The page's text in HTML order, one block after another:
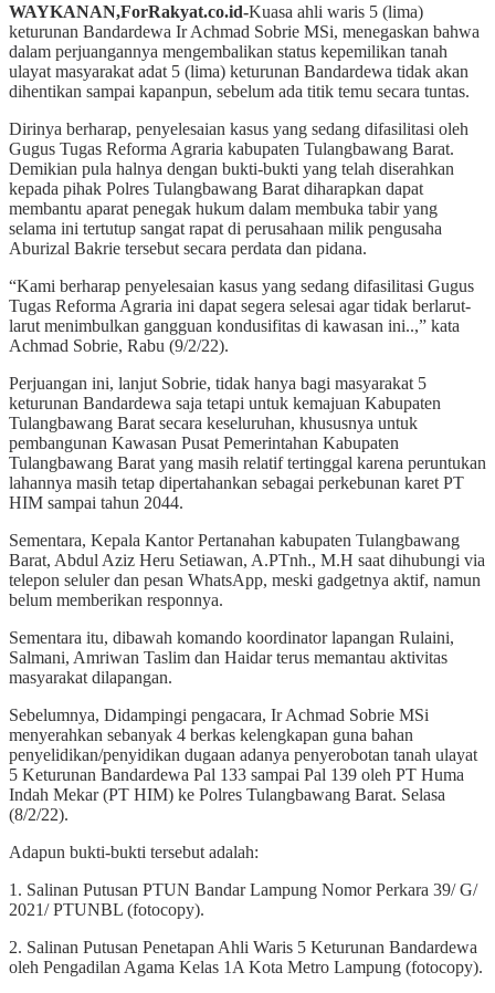
WAYKANAN,ForRakyat.co.id-Kuasa ahli waris 5 (lima)
keturunan Bandardewa Ir Achmad Sobrie MSi, menegaskan bahwa
dalam perjuangannya mengembalikan status kepemilikan tanah
ulayat masyarakat adat 5 (lima) keturunan Bandardewa tidak akan
dihentikan sampai kapanpun, sebelum ada titik temu secara tuntas.
Dirinya berharap, penyelesaian kasus yang sedang difasilitasi oleh
Gugus Tugas Reforma Agraria kabupaten Tulangbawang Barat.
Demikian pula halnya dengan bukti-bukti yang telah diserahkan
kepada pihak Polres Tulangbawang Barat diharapkan dapat
membantu aparat penegak hukum dalam membuka tabir yang
selama ini tertutup sangat rapat di perusahaan milik pengusaha
Aburizal Bakrie tersebut secara perdata dan pidana.
“Kami berharap penyelesaian kasus yang sedang difasilitasi Gugus
Tugas Reforma Agraria ini dapat segera selesai agar tidak berlarut-
larut menimbulkan gangguan kondusifitas di kawasan ini..,” kata
Achmad Sobrie, Rabu (9/2/22).
Perjuangan ini, lanjut Sobrie, tidak hanya bagi masyarakat 5
keturunan Bandardewa saja tetapi untuk kemajuan Kabupaten
Tulangbawang Barat secara keseluruhan, khususnya untuk
pembangunan Kawasan Pusat Pemerintahan Kabupaten
Tulangbawang Barat yang masih relatif tertinggal karena peruntukan
lahannya masih tetap dipertahankan sebagai perkebunan karet PT
HIM sampai tahun 2044.
Sementara, Kepala Kantor Pertanahan kabupaten Tulangbawang
Barat, Abdul Aziz Heru Setiawan, A.PTnh., M.H saat dihubungi via
telepon seluler dan pesan WhatsApp, meski gadgetnya aktif, namun
belum memberikan responnya.
Sementara itu, dibawah komando koordinator lapangan Rulaini,
Salmani, Amriwan Taslim dan Haidar terus memantau aktivitas
masyarakat dilapangan.
Sebelumnya, Didampingi pengacara, Ir Achmad Sobrie MSi
menyerahkan sebanyak 4 berkas kelengkapan guna bahan
penyelidikan/penyidikan dugaan adanya penyerobotan tanah ulayat
5 Keturunan Bandardewa Pal 133 sampai Pal 139 oleh PT Huma
Indah Mekar (PT HIM) ke Polres Tulangbawang Barat. Selasa
(8/2/22).
Adapun bukti-bukti tersebut adalah:
1. Salinan Putusan PTUN Bandar Lampung Nomor Perkara 39/ G/
2021/ PTUNBL (fotocopy).
2. Salinan Putusan Penetapan Ahli Waris 5 Keturunan Bandardewa
oleh Pengadilan Agama Kelas 1A Kota Metro Lampung (fotocopy).